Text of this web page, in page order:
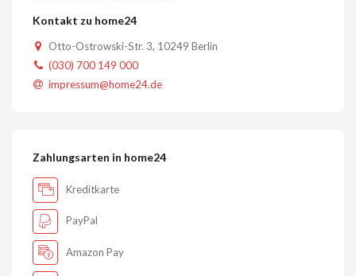
Kontakt zu home24
Otto-Ostrowski-Str. 3, 10249 Berlin
(030) 700 149 000
impressum@home24.de
Zahlungsarten in home24
Kreditkarte
PayPal
Amazon Pay